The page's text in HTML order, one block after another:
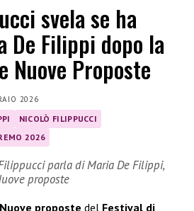
svela se ha
De Filippi dopo la
Proposte
2026
NICOLÒ FILIPPUCCI
2026
parla di Maria De Filippi,
proposte
Nuove proposte del Festival di